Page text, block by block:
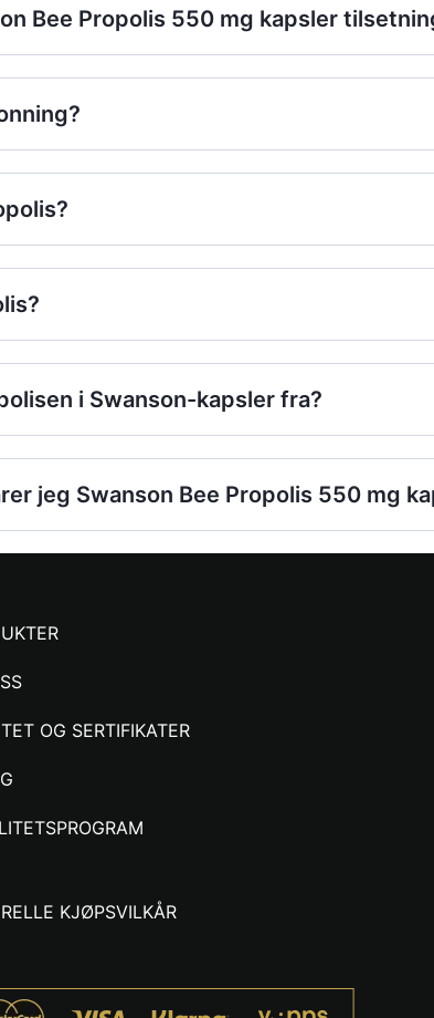
Bee Propolis 550 mg kapsler
i Swanson-kapsler fra?
jeg Swanson Bee Propolis 550 mg
OG SERTIFIKATER
KJØPSVILKÅR